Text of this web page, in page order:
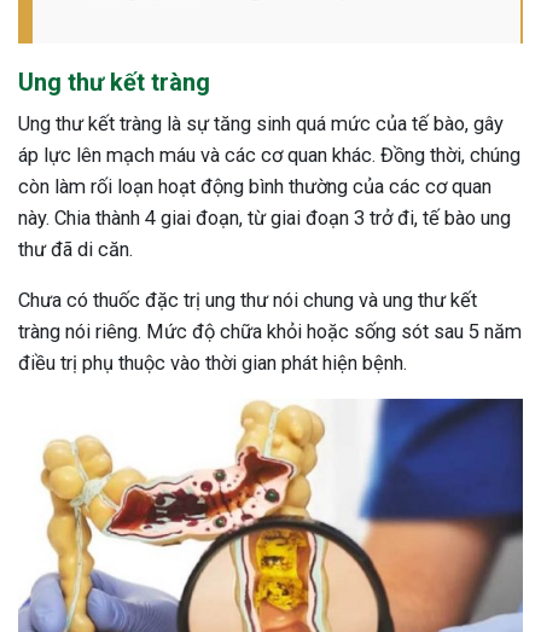
Ung thư kết tràng
Ung thư kết tràng là sự tăng sinh quá mức của tế bào, gây
áp lực lên mạch máu và các cơ quan khác. Đồng thời, chúng
còn làm rối loạn hoạt động bình thường của các cơ quan
này. Chia thành 4 giai đoạn, từ giai đoạn 3 trở đi, tế bào ung
thư đã di căn.
Chưa có thuốc đặc trị ung thư nói chung và ung thư kết
tràng nói riêng. Mức độ chữa khỏi hoặc sống sót sau 5 năm
điều trị phụ thuộc vào thời gian phát hiện bệnh.